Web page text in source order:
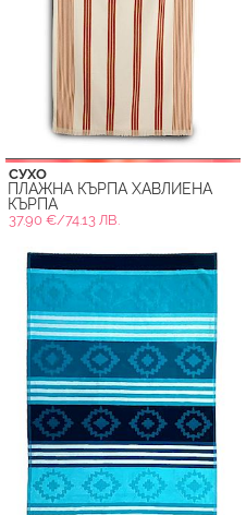
СУХО
ПЛАЖНА КЪРПА ХАВЛИЕНА
КЪРПА
37.90 €/74.13 ЛВ.